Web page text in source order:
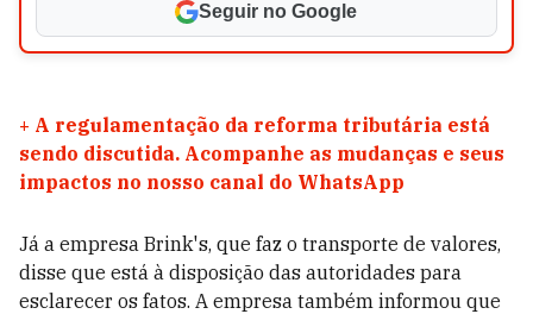
Seguir no Google
+ A regulamentação da reforma tributária está
sendo discutida. Acompanhe as mudanças e seus
impactos no nosso canal do WhatsApp
Já a empresa Brink's, que faz o transporte de valores,
disse que está à disposição das autoridades para
esclarecer os fatos. A empresa também informou que